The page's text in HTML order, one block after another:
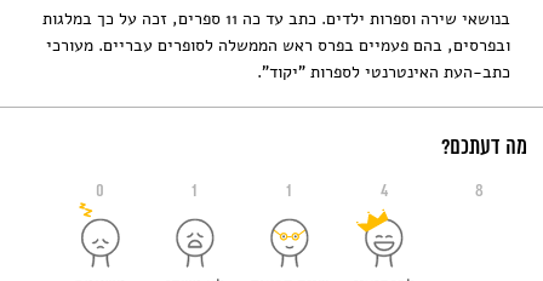
בנושאי שירה וספרות ילדים. כתב עד כה 11 ספרים, זכה על כך במלגות
ובפרסים, בהם פעמיים בפרס ראש הממשלה לסופרים עבריים. מעורכי
כתב-העת האינטרנטי לספרות "יקוד".
מה דעתכם?
0 1 1 4 8